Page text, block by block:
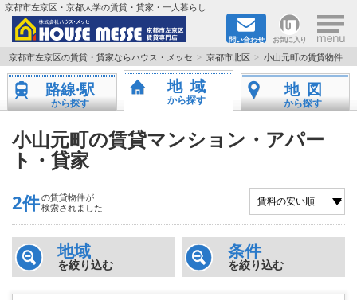
京都市左京区・京都大学の賃貸・貸家・一人暮らし
問い合わせ お気に入り ×
TOPページ
地図から検索
地域から検索
京都大学＆京都芸術大学生さんに
書類DL & 入居者さまへ
家族で住むならマンション？賃家？
京都市左京区の賃貸・貸家ならハウス・メッセ 京都市北区 小山元町の賃貸物件
路線·駅
から探す
地域
から探す
地図
から探す
小山元町の賃貸マンション・アパー
ト・貸家
2件の賃貸物件が
検索されました
地域
を絞り込む
条件
を絞り込む